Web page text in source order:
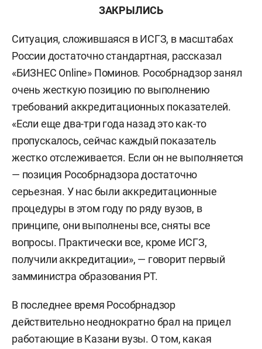
ЗАКРЫЛИСЬ
Ситуация, сложившаяся в ИСГЗ, в масштабах
России достаточно стандартная, рассказал
«БИЗНЕС Online» Поминов. Рособрнадзор занял
очень жесткую позицию по выполнению
требований аккредитационных показателей.
«Если еще два-три года назад это как-то
пропускалось, сейчас каждый показатель
жестко отслеживается. Если он не выполняется
— позиция Рособрнадзора достаточно
серьезная. У нас были аккредитационные
процедуры в этом году по ряду вузов, в
принципе, они выполнены все, сняты все
вопросы. Практически все, кроме ИСГЗ,
получили аккредитации», — говорит первый
замминистра образования РТ.
В последнее время Рособрнадзор
действительно неоднократно брал на прицел
работающие в Казани вузы. О том, какая